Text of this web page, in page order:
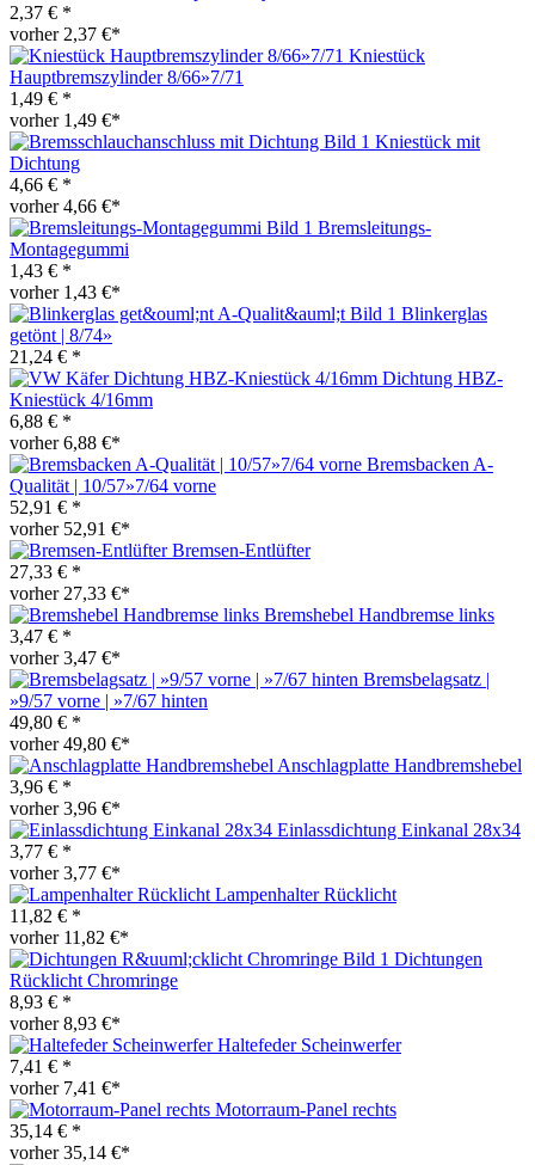
2,37 € *
vorher 2,37 €*
Kniestück
Hauptbremszylinder 8/66»7/71
1,49 € *
vorher 1,49 €*
Kniestück mit
Dichtung
4,66 € *
vorher 4,66 €*
Bremsleitungs-
Montagegummi
1,43 € *
vorher 1,43 €*
Blinkerglas
getönt | 8/74»
21,24 € *
Dichtung HBZ-
Kniestück 4/16mm
6,88 € *
vorher 6,88 €*
Bremsbacken A-
Qualität | 10/57»7/64 vorne
52,91 € *
vorher 52,91 €*
Bremsen-Entlüfter
27,33 € *
vorher 27,33 €*
Bremshebel Handbremse links
3,47 € *
vorher 3,47 €*
Bremsbelagsatz |
»9/57 vorne | »7/67 hinten
49,80 € *
vorher 49,80 €*
Anschlagplatte Handbremshebel
3,96 € *
vorher 3,96 €*
Einlassdichtung Einkanal 28x34
3,77 € *
vorher 3,77 €*
Lampenhalter Rücklicht
11,82 € *
vorher 11,82 €*
Dichtungen
Rücklicht Chromringe
8,93 € *
vorher 8,93 €*
Haltefeder Scheinwerfer
7,41 € *
vorher 7,41 €*
Motorraum-Panel rechts
35,14 € *
vorher 35,14 €*